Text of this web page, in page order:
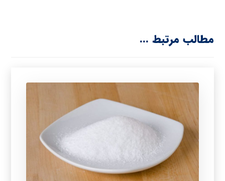
مطالب مرتبط ...